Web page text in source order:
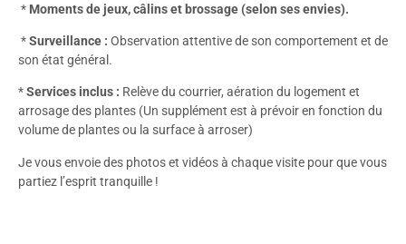
* Moments de jeux, câlins et brossage (selon ses envies).
*Surveillance : Observation attentive de son comportement et de
son état général.
*Services inclus : Relève du courrier, aération du logement et
arrosage des plantes (Un supplément est à prévoir en fonction du
volume de plantes ou la surface à arroser)
Je vous envoie des photos et vidéos à chaque visite pour que vous
partiez l’esprit tranquille !